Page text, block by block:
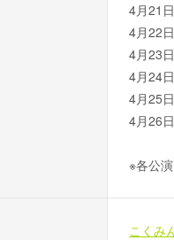
4月
4月
4月
4月
4月
4月
※各公
こくみ